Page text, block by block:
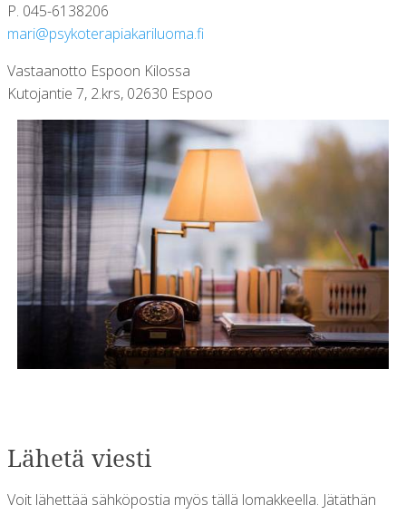
P. 045-6138206
if.am
oulir
akaip
areto
kysp@
iram
Vastaanotto Espoon Kilossa
Kutojantie 7, 2.krs, 02630 Espoo
Lähetä viesti
Voit lähettää sähköpostia myös tällä lomakkeella. Jätäthän